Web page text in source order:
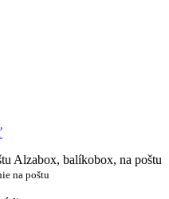
Alzabox, balíkobox, na poštu
na poštu